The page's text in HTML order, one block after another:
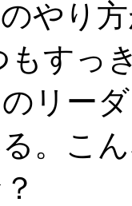
やり
もすっ
リー
。こ